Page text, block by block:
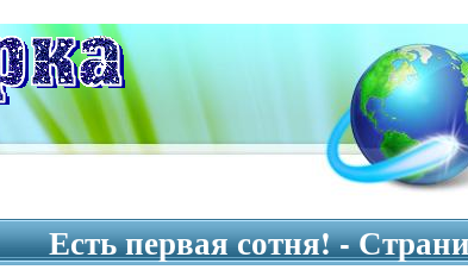
Есть первая сотня! -